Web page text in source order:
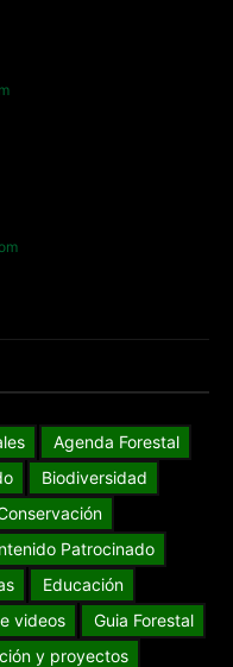
Agenda Forestal
Biodiversidad
Patrocinado
Educación
videos
Guia Forestal
y proyectos